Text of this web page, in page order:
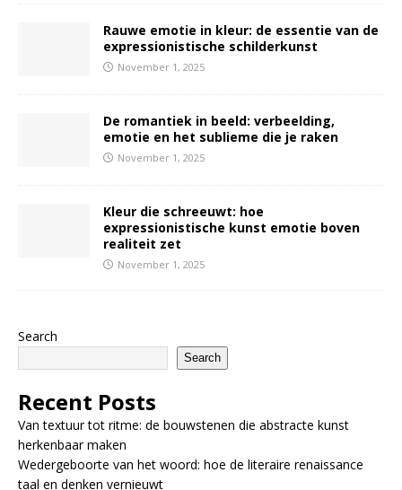
Rauwe emotie in kleur: de essentie van de
expressionistische schilderkunst
November 1, 2025
De romantiek in beeld: verbeelding,
emotie en het sublieme die je raken
November 1, 2025
Kleur die schreeuwt: hoe
expressionistische kunst emotie boven
realiteit zet
November 1, 2025
Search
Search
Recent Posts
Van textuur tot ritme: de bouwstenen die abstracte kunst
herkenbaar maken
Wedergeboorte van het woord: hoe de literaire renaissance
taal en denken vernieuwt